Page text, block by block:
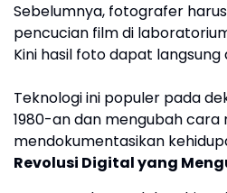
Sebelumnya, fotografer
pencucian film di
Kini hasil foto dapat
Teknologi ini populer pada
1980-an dan mengubah cara
mendokumentasikan
Revolusi Digital yang